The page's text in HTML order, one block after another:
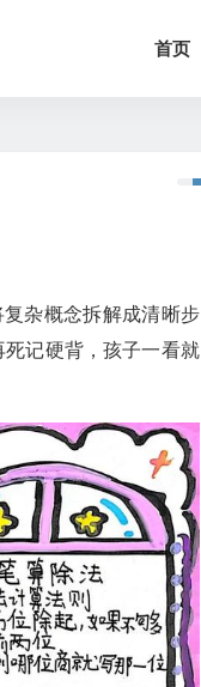
首页
杂概念拆解成清晰步
记硬背，孩子一看就